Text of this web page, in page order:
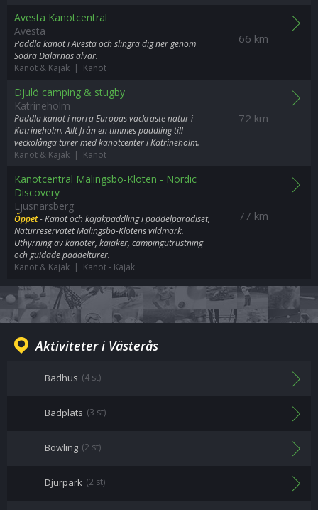
66 km
Avesta Kanotcentral
Avesta
Paddla kanot i Avesta och slingra dig ner genom
Södra Dalarnas älvar.
Kanot & Kajak | Kanot
72 km
Djulö camping & stugby
Katrineholm
Paddla kanot i norra Europas vackraste natur i
Katrineholm. Allt från en timmes paddling till
veckolånga turer med kanotcenter i Katrineholm.
Kanot & Kajak | Kanot
77 km
Kanotcentral Malingsbo-Kloten - Nordic
Discovery
Ljusnarsberg
Öppet- Kanot och kajakpaddling i paddelparadiset,
Naturreservatet Malingsbo-Klotens vildmark.
Uthyrning av kanoter, kajaker, campingutrustning
och guidade paddelturer.
Kanot & Kajak | Kanot- Kajak
Aktiviteter i Västerås
Badhus (4 st)
Badplats (3 st)
Bowling (2 st)
Djurpark (2 st)